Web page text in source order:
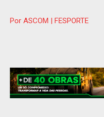
Por ASCOM | FESPORTE